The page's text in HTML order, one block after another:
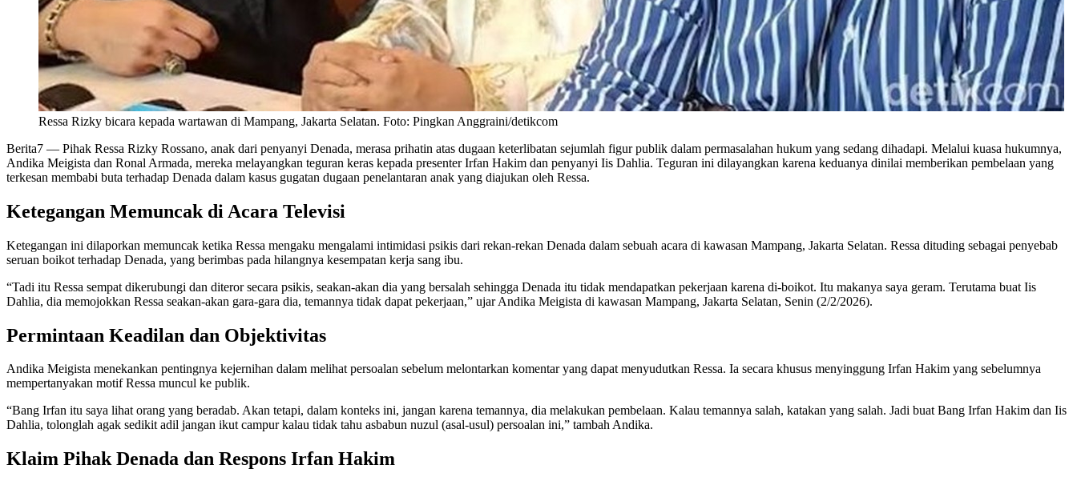
Ressa Rizky bicara kepada wartawan di Mampang, Jakarta Selatan. Foto: Pingkan Anggraini/detikcom
Berita7 — Pihak Ressa Rizky Rossano, anak dari penyanyi Denada, merasa prihatin atas dugaan keterlibatan sejumlah figur publik dalam permasalahan hukum yang sedang dihadapi. Melalui kuasa hukumnya,
Andika Meigista dan Ronal Armada, mereka melayangkan teguran keras kepada presenter Irfan Hakim dan penyanyi Iis Dahlia. Teguran ini dilayangkan karena keduanya dinilai memberikan pembelaan yang
terkesan membabi buta terhadap Denada dalam kasus gugatan dugaan penelantaran anak yang diajukan oleh Ressa.
Ketegangan Memuncak di Acara Televisi
Ketegangan ini dilaporkan memuncak ketika Ressa mengaku mengalami intimidasi psikis dari rekan-rekan Denada dalam sebuah acara di kawasan Mampang, Jakarta Selatan. Ressa dituding sebagai penyebab
seruan boikot terhadap Denada, yang berimbas pada hilangnya kesempatan kerja sang ibu.
“Tadi itu Ressa sempat dikerubungi dan diteror secara psikis, seakan-akan dia yang bersalah sehingga Denada itu tidak mendapatkan pekerjaan karena di-boikot. Itu makanya saya geram. Terutama buat Iis
Dahlia, dia memojokkan Ressa seakan-akan gara-gara dia, temannya tidak dapat pekerjaan,” ujar Andika Meigista di kawasan Mampang, Jakarta Selatan, Senin (2/2/2026).
Permintaan Keadilan dan Objektivitas
Andika Meigista menekankan pentingnya kejernihan dalam melihat persoalan sebelum melontarkan komentar yang dapat menyudutkan Ressa. Ia secara khusus menyinggung Irfan Hakim yang sebelumnya
mempertanyakan motif Ressa muncul ke publik.
“Bang Irfan itu saya lihat orang yang beradab. Akan tetapi, dalam konteks ini, jangan karena temannya, dia melakukan pembelaan. Kalau temannya salah, katakan yang salah. Jadi buat Bang Irfan Hakim dan Iis
Dahlia, tolonglah agak sedikit adil jangan ikut campur kalau tidak tahu asbabun nuzul (asal-usul) persoalan ini,” tambah Andika.
Klaim Pihak Denada dan Respons Irfan Hakim